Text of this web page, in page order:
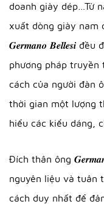
doanh giày dép…Từ
xuất dòng giày nam
𝑮𝒆𝒓𝒎𝒂𝒏𝒐 𝑩𝒆𝒍𝒍𝒆𝒔𝒊
phương pháp truyền
cách của người đàn
thời gian một lượng
hiểu các kiểu dáng,
Đích thân ông
nguyên liệu và tuân
cách duy nhất để